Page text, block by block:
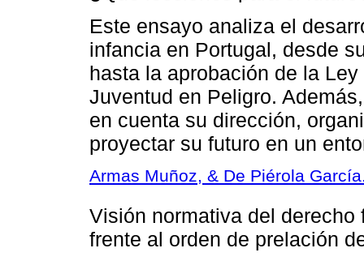
Este ensayo analiza el
infancia en Portugal, desde
hasta la aprobación de la
Juventud en Peligro.
en cuenta su dirección,
proyectar su futuro en un
Armas Muñoz, & De Piérola
Visión normativa del
frente al orden de prelación